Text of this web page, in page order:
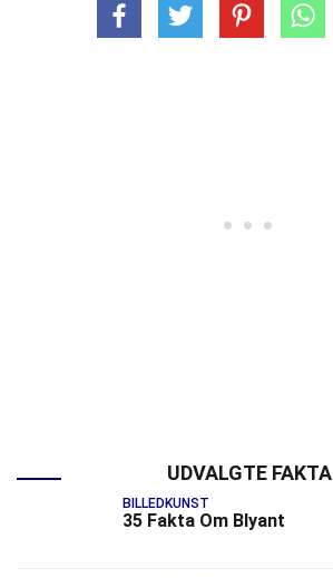
UDVALGTE FAKTA
BILLEDKUNST
35 Fakta Om Blyant